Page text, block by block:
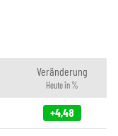
Veränderung
Heute in %
+4,48